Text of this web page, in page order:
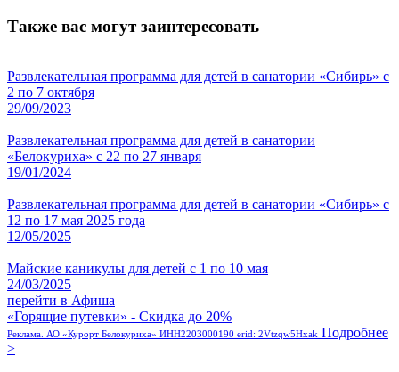
Также вас могут заинтересовать
Развлекательная программа для детей в санатории «Сибирь» с
2 по 7 октября
29/09/2023
Развлекательная программа для детей в санатории
«Белокуриха» с 22 по 27 января
19/01/2024
Развлекательная программа для детей в санатории «Сибирь» с
12 по 17 мая 2025 года
12/05/2025
Майские каникулы для детей с 1 по 10 мая
24/03/2025
перейти в Афиша
«Горящие путевки» - Скидка до 20%
Реклама. АО «Курорт Белокуриха» ИНН2203000190 erid: 2Vtzqw5Hxak Подробнее
>